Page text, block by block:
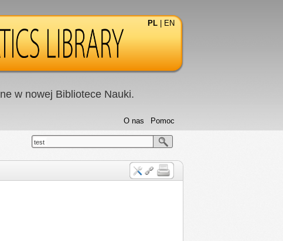
PL EN
w nowej Bibliotece Nauki.
Pomoc
O nas
test